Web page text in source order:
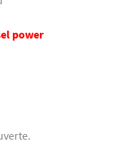
power